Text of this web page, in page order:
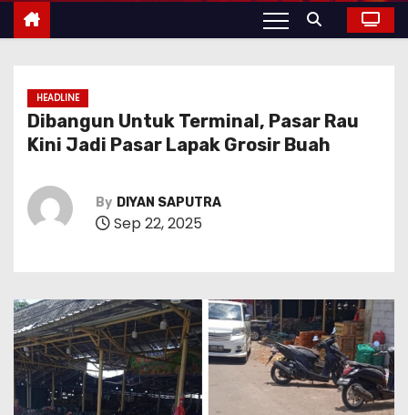
HEADLINE
Dibangun Untuk Terminal, Pasar Rau
Kini Jadi Pasar Lapak Grosir Buah
By DIYAN SAPUTRA
Sep 22, 2025